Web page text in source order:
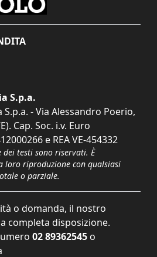
S.p.a.
- Via Alessandro Poerio,
Cap. Soc. i.v. Euro
e REA VE-454332
testi sono riservati. È
loro riproduzione con qualsiasi
o parziale.
o domanda, il nostro
completa disposizione.
02 89362545 o